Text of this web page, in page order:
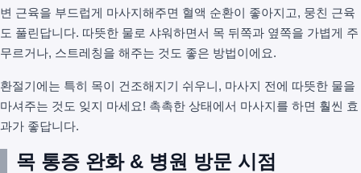
변 근육을 부드럽게 마사지해주면 혈액 순환이 좋아지고, 뭉친 근육
도 풀린답니다. 따뜻한 물로 샤워하면서 목 뒤쪽과 옆쪽을 가볍게 주
무르거나, 스트레칭을 해주는 것도 좋은 방법이에요.
환절기에는 특히 목이 건조해지기 쉬우니, 마사지 전에 따뜻한 물을
마셔주는 것도 잊지 마세요! 촉촉한 상태에서 마사지를 하면 훨씬 효
과가 좋답니다.
목 통증 완화 & 병원 방문 시점